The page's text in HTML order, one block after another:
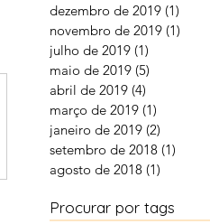
dezembro de 2019 (1)
novembro de 2019 (1)
julho de 2019 (1)
maio de 2019 (5)
abril de 2019 (4)
março de 2019 (1)
janeiro de 2019 (2)
setembro de 2018 (1)
agosto de 2018 (1)
Procurar por tags